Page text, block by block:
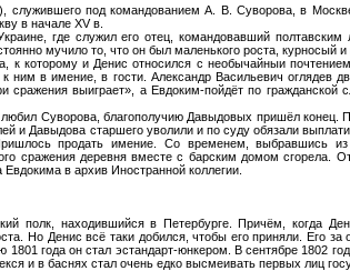
под командованием А. В. Суворова, в
в начале XV в.
где служил его отец, командовавший
мучило то, что он был маленького роста, курносый и
к которому и Денис относился с необычайныи
ним в имение, в гости. Александр Васильевич оглядев
выиграет», а Евдоким-пойдёт по гражданской
Суворова, благополучию Давыдовых пришёл конец.
и Давыдова старшего уволили и по суду обязали
продать имение. Со временем, выбравшись
сражения деревня вместе с барским домом сгорела.
в архив Иностранной коллегии.
полк, находившийся в Петербурге. Причём, когда
Но Денис всё таки добился, чтобы его приняли. Его
года он стал эстандарт-юнкером. В сентябре 1802
и в баснях стал очень едко высмеивать первых лиц